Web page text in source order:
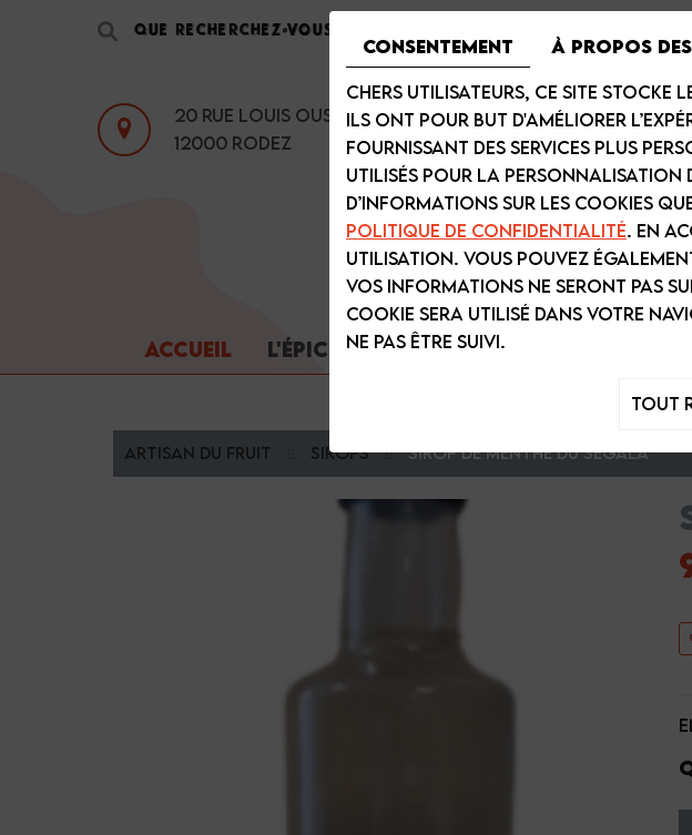
20 Rue Louis Oustry
12000 Rodez
ACCUEIL L'ÉPICERIE FORGE DE LAGUIOLE
Artisan du fruit Sirops Sirop de Menthe du Ségala
Consentement À propos
Chers utilisateurs, ce site stocke
Ils ont pour but d'améliorer
fournissant des services plus
utilisés pour la personnalisation
d’informations sur les cookies
Politique de confidentialité. En
utilisation. Vous pouvez
vos informations ne seront pas
cookie sera utilisé dans votre
ne pas être suivi.
Tout